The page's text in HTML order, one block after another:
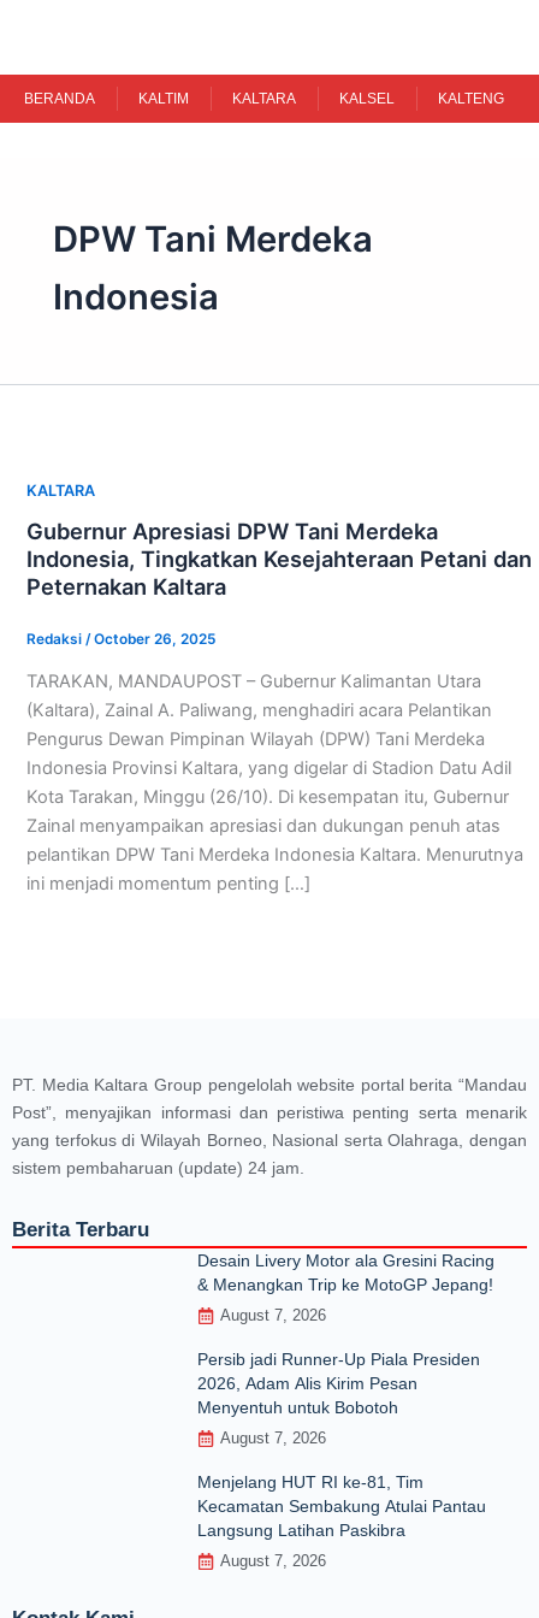
content
BERANDA KALTIM KALTARA KALSEL KALTENG
DPW Tani Merdeka
Indonesia
KALTARA
Gubernur Apresiasi DPW Tani Merdeka
Indonesia, Tingkatkan Kesejahteraan Petani dan
Peternakan Kaltara
Redaksi /October 26, 2025
TARAKAN, MANDAUPOST – Gubernur Kalimantan Utara
(Kaltara), Zainal A. Paliwang, menghadiri acara Pelantikan
Pengurus Dewan Pimpinan Wilayah (DPW) Tani Merdeka
Indonesia Provinsi Kaltara, yang digelar di Stadion Datu Adil
Kota Tarakan, Minggu (26/10). Di kesempatan itu, Gubernur
Zainal menyampaikan apresiasi dan dukungan penuh atas
pelantikan DPW Tani Merdeka Indonesia Kaltara. Menurutnya
ini menjadi momentum penting […]
PT. Media Kaltara Group pengelolah website portal berita “Mandau
Post”, menyajikan informasi dan peristiwa penting serta menarik
yang terfokus di Wilayah Borneo, Nasional serta Olahraga, dengan
sistem pembaharuan (update) 24 jam.
Berita Terbaru
Desain Livery Motor ala Gresini Racing
& Menangkan Trip ke MotoGP Jepang!
August 7, 2026
Persib jadi Runner-Up Piala Presiden
2026, Adam Alis Kirim Pesan
Menyentuh untuk Bobotoh
August 7, 2026
Menjelang HUT RI ke‑81, Tim
Kecamatan Sembakung Atulai Pantau
Langsung Latihan Paskibra
August 7, 2026